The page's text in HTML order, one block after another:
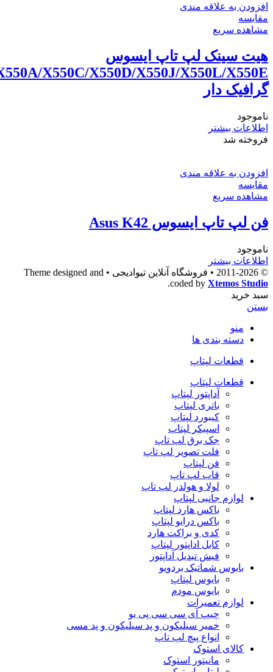
افزودن به علاقه مندی
مقایسه
مشاهده سریع
هیت سینک لپ تاپ ایسوس
X550C/X550D/X550J/X550L/X550E
گرافیک دار
ناموجود
اطلاعات بیشتر
فروخته شد
افزودن به علاقه مندی
مقایسه
مشاهده سریع
فن لپ تاپ ایسوس Asus K42
ناموجود
اطلاعات بیشتر
© 2011-2026 • فروشگاه آنلاین تیوادیجی • Theme designed and
coded by Xtemos Studio
.
سبد خرید
بستن
منو
دسته بندی ها
قطعات لپتاپ
قطعات لپتاپ
آداپتور لپتاپ
باتری لپتاپ
کیبورد لپتاپ
اسپیکر لپتاپ
جک برق لپ تاپ
فلت تصویر لپ تاپ
فن لپتاپ
قاب لپ تاپ
لولا و هولدر لپ تاپ
لوازم جانبی لپتاپ
باکس هارد لپتاپ
باکس درایو لپتاپ
کدی و براکت هارد
کابل اداپتور لپتاپ
فیش تبدیل آداپتور
بایوس شماتیک بردویو
بایوس لپتاپ
بایوس مودم
لوازم تعمیرات
چیپ آی سی سی پی یو
خمیر سیلیکون و پد سیلیکون و پد مسی
انواع پیچ لپ تاپ
کالای استوک
مانیتور استوک